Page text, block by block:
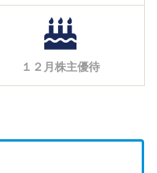
１２月株主優待